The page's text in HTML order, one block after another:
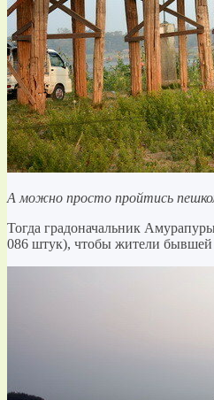
А можно просто пройтись
Тогда градоначальник
086 штук), чтобы жители бывшей